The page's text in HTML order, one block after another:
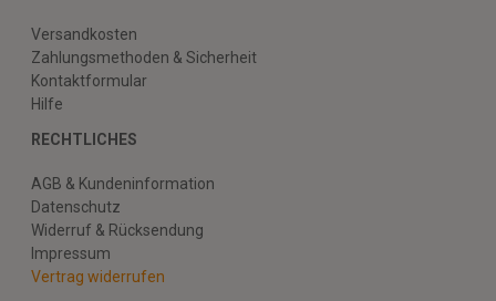
Versandkosten
Zahlungsmethoden & Sicherheit
Kontaktformular
Hilfe
RECHTLICHES
AGB & Kundeninformation
Datenschutz
Widerruf & Rücksendung
Impressum
Vertrag widerrufen